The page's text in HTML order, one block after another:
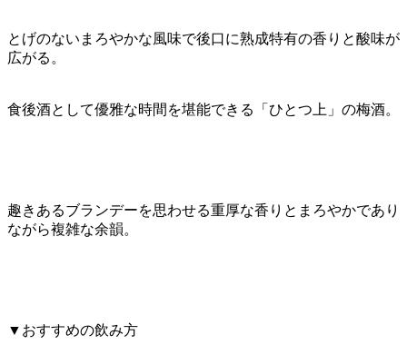
とげのないまろやかな風味で後口に熟成特有の香りと酸味が
広がる。
食後酒として優雅な時間を堪能できる「ひとつ上」の梅酒。
趣きあるブランデーを思わせる重厚な香りとまろやかであり
ながら複雑な余韻。
▼おすすめの飲み方